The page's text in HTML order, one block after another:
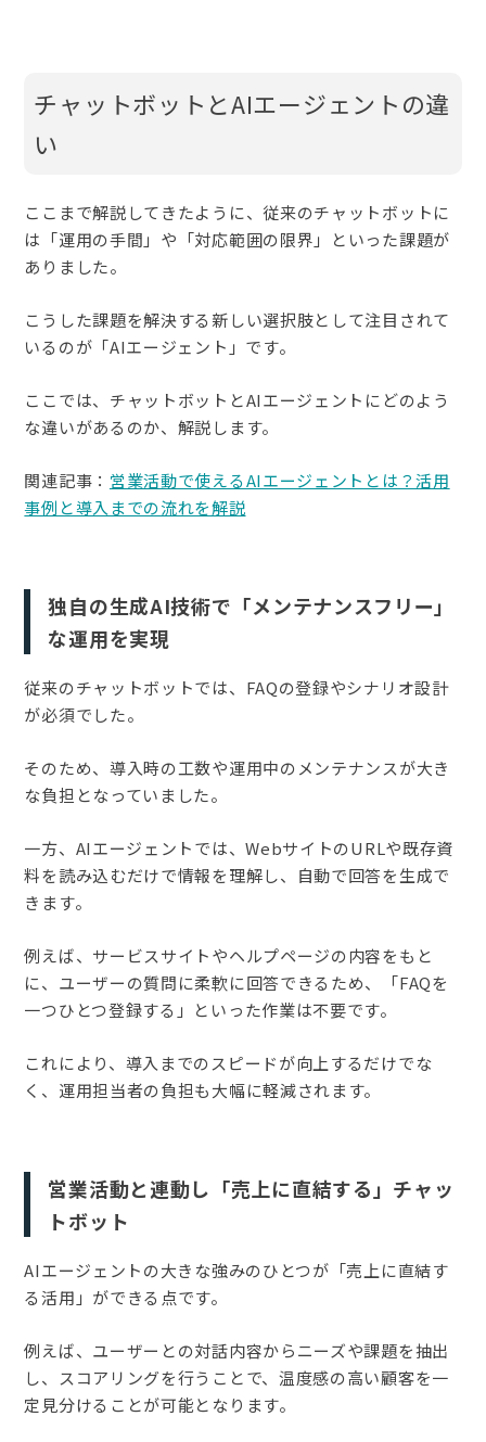
チャットボットとAIエージェントの違
い
ここまで解説してきたように、従来のチャットボットに
は「運用の手間」や「対応範囲の限界」といった課題が
ありました。
こうした課題を解決する新しい選択肢として注目されて
いるのが「AIエージェント」です。
ここでは、チャットボットとAIエージェントにどのよう
な違いがあるのか、解説します。
関連記事： 営業活動で使えるAIエージェントとは？活用
事例と導入までの流れを解説
独自の生成AI技術で「メンテナンスフリー」
な運用を実現
従来のチャットボットでは、FAQの登録やシナリオ設計
が必須でした。
そのため、導入時の工数や運用中のメンテナンスが大き
な負担となっていました。
一方、AIエージェントでは、WebサイトのURLや既存資
料を読み込むだけで情報を理解し、自動で回答を生成で
きます。
例えば、サービスサイトやヘルプページの内容をもと
に、ユーザーの質問に柔軟に回答できるため、「FAQを
一つひとつ登録する」といった作業は不要です。
これにより、導入までのスピードが向上するだけでな
く、運用担当者の負担も大幅に軽減されます。
営業活動と連動し「売上に直結する」チャッ
トボット
AIエージェントの大きな強みのひとつが「売上に直結す
る活用」ができる点です。
例えば、ユーザーとの対話内容からニーズや課題を抽出
し、スコアリングを行うことで、温度感の高い顧客を一
定見分けることが可能となります。